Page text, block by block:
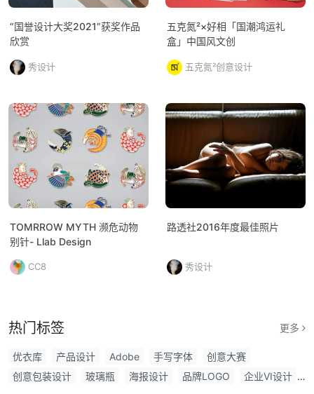
“国誉设计大奖2021”获奖作品
欣赏
秀设计
五克氮²×好相「国潮鸿运礼
盒」中国风文创
五克氮²创意设计
TOMRROW MYTH 濒危动物
别针- Llab Design
CC8
路透社2016年度最佳照片
秀设计
热门标签 更多
优衣库 产品设计 Adobe 手写字体
创意大赛
创意包装设计
玻璃瓶 海报设计 品牌LOGO
企业VI设计